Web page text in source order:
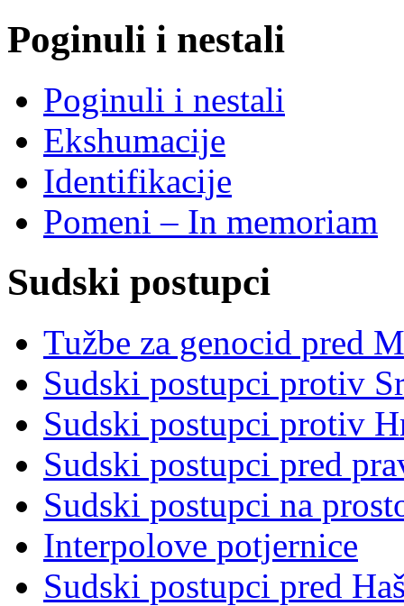
Poginuli i nestali
Poginuli i nestali
Ekshumacije
Identifikacije
Pomeni – In memoriam
Sudski postupci
Tužbe za genocid pred
Sudski postupci protiv
Sudski postupci protiv
Sudski postupci pred
Sudski postupci na
Interpolove potjernice
Sudski postupci pred